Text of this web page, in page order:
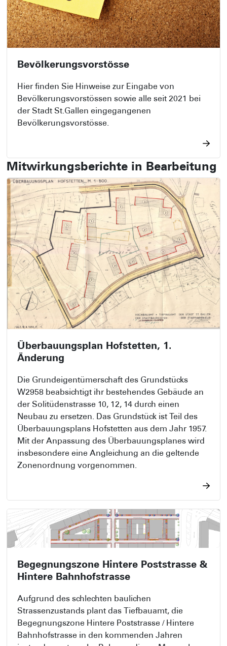
Bevölkerungsvorstösse
Hier finden Sie Hinweise zur Eingabe von
Bevölkerungsvorstössen sowie alle seit 2021 bei
der Stadt St.Gallen eingegangenen
Bevölkerungsvorstösse.
Mitwirkungsberichte in Bearbeitung
Überbauungsplan Hofstetten, 1.
Änderung
Die Grundeigentümerschaft des Grundstücks
W2958 beabsichtigt ihr bestehendes Gebäude an
der Solitüdenstrasse 10, 12, 14 durch einen
Neubau zu ersetzen. Das Grundstück ist Teil des
Überbauungsplans Hofstetten aus dem Jahr 1957.
Mit der Anpassung des Überbauungsplanes wird
insbesondere eine Angleichung an die geltende
Zonenordnung vorgenommen.
Begegnungszone Hintere Poststrasse &
Hintere Bahnhofstrasse
Aufgrund des schlechten baulichen
Strassenzustands plant das Tiefbauamt, die
Begegnungszone Hintere Poststrasse / Hintere
Bahnhofstrasse in den kommenden Jahren